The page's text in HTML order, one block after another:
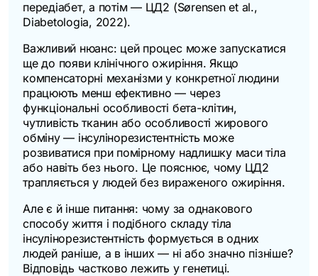
передіабет, а потім — ЦД2 (Sørensen et al.,
Diabetologia, 2022).
Важливий нюанс: цей процес може запускатися
ще до появи клінічного ожиріння. Якщо
компенсаторні механізми у конкретної людини
працюють менш ефективно — через
функціональні особливості бета-клітин,
чутливість тканин або особливості жирового
обміну — інсулінорезистентність може
розвиватися при помірному надлишку маси тіла
або навіть без нього. Це пояснює, чому ЦД2
трапляється у людей без вираженого ожиріння.
Але є й інше питання: чому за однакового
способу життя і подібного складу тіла
інсулінорезистентність формується в одних
людей раніше, а в інших — ні або значно пізніше?
Відповідь частково лежить у генетиці.